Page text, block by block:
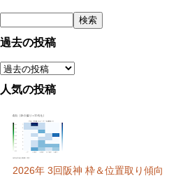
過去の投稿
人気の投稿
2026年 3回阪神 枠＆位置取り傾向